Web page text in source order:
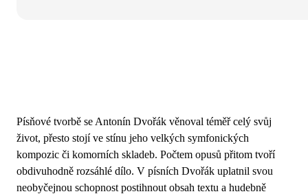
Písňové tvorbě se Antonín Dvořák věnoval téměř celý svůj
život, přesto stojí ve stínu jeho velkých symfonických
kompozic či komorních skladeb. Počtem opusů přitom tvoří
obdivuhodně rozsáhlé dílo. V písních Dvořák uplatnil svou
neobyčejnou schopnost postihnout obsah textu a hudebně